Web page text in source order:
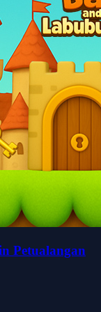
Petualangan